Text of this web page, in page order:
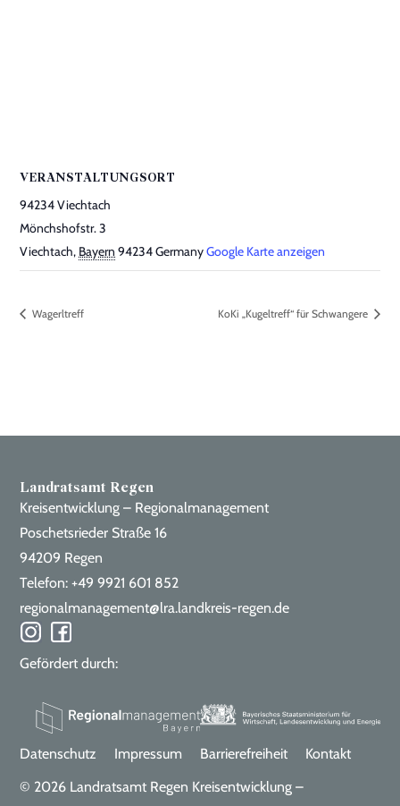
VERANSTALTUNGSORT
94234 Viechtach
Mönchshofstr. 3
Viechtach, Bayern 94234GermanyGoogle Karte anzeigen
Wagerltreff KoKi „Kugeltreff“ für Schwangere
Landratsamt Regen
Kreisentwicklung – Regionalmanagement
Poschetsrieder Straße 16
94209 Regen
Telefon: +49 9921 601 852
regionalmanagement@lra.landkreis-regen.de
Gefördert durch:
© 2026 Landratsamt Regen Kreisentwicklung –
Datenschutz Impressum Barrierefreiheit Kontakt